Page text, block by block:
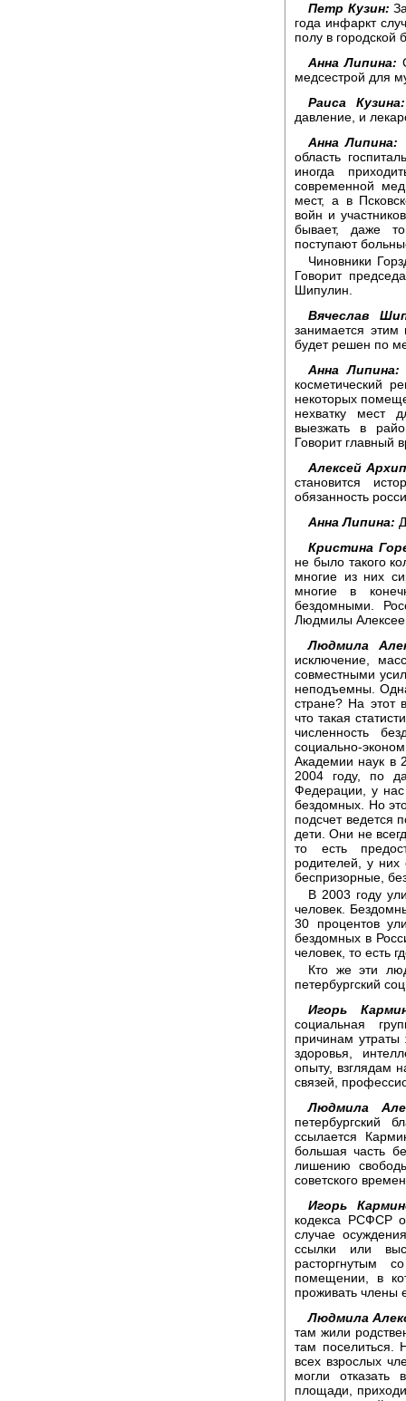
Петр Кузин:
года инфаркт
полу в городской
Анна Липина:
медсестрой для
Раиса Кузина:
давление, и
Анна Липина:
область
иногда
современной
мест, а в
войн и
бывает, даже
поступают
Чиновники
Говорит
Шипулин.
Вячеслав
занимается этим
будет решен по
Анна Липина:
косметический
некоторых
нехватку мест
выезжать в
Говорит главный
Алексей
становится
обязанность
Анна Липина:
Кристина
не было такого
многие из них
многие в
бездомными.
Людмилы
Людмила
исключение,
совместными
неподъемны.
стране? На этот
что такая
численность
социально-
Академии наук в
2004 году, по
Федерации, у
бездомных. Но
подсчет ведется
дети. Они не
то есть
родителей, у них
беспризорные,
В 2003 году
человек.
30 процентов
бездомных в
человек, то есть
Кто же эти
петербургский
Игорь
социальная
причинам утраты
здоровья,
опыту, взглядам
связей,
Людмила
петербургский
ссылается
большая часть
лишению
советского
Игорь
кодекса РСФСР
случае
ссылки или
расторгнутым
помещении, в
проживать члены
Людмила
там жили
там поселиться.
всех взрослых
могли отказать
площади,